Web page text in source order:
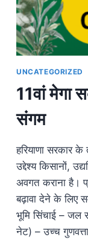
UNCATEGORIZED
11वां मेगा
संगम
हरियाणा सरकार
उद्देश्य किसानों,
अवगत कराना है।
बढ़ावा देने के लिए
भूमि सिंचाई – जल
नेट) – उच्च